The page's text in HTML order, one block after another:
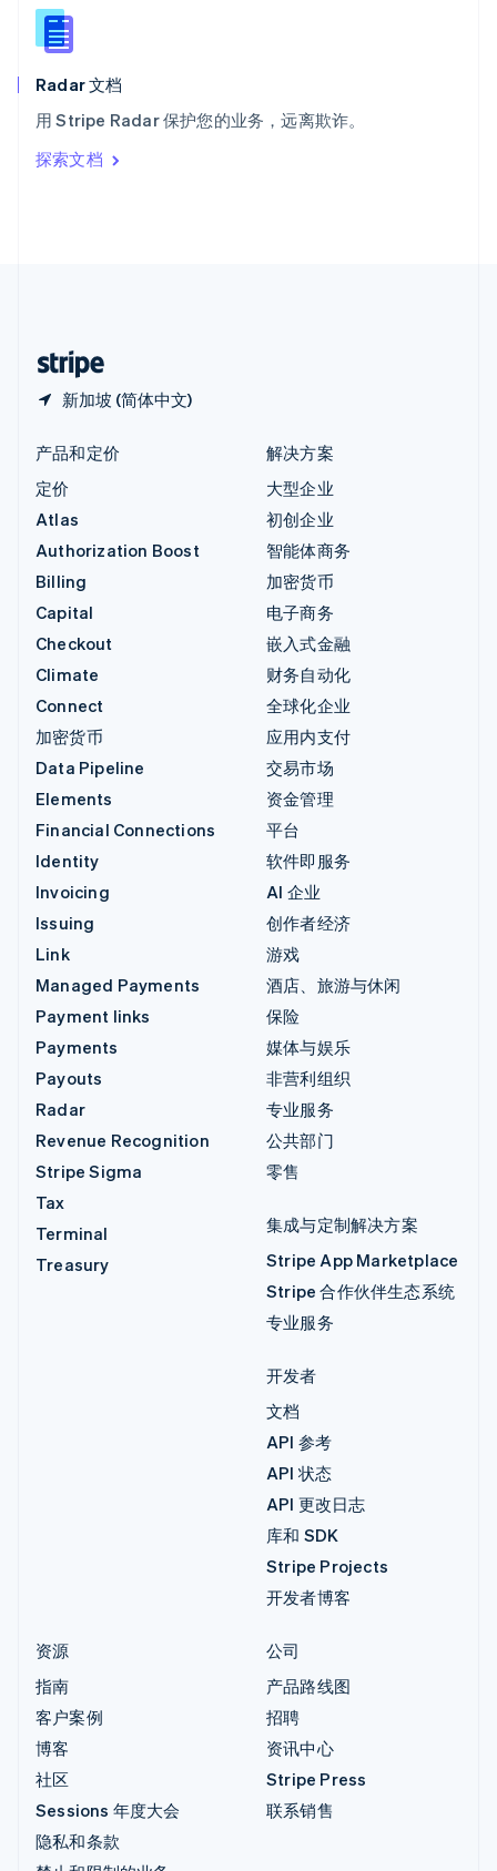
Radar 文档
用 Stripe Radar 保护您的业务，远离欺诈。
探索文档
新加坡 (简体中文)
新西兰
English
匈牙利
English
ItalianoEnglish
印度
English
产品和定价
定价
Atlas
Authorization Boost
Billing
Capital
Checkout
Climate
Connect
加密货币
Data Pipeline
Elements
Financial Connections
Identity
Invoicing
Issuing
Link
Managed Payments
Payment links
Payments
Payouts
Radar
Revenue Recognition
Stripe Sigma
Tax
Terminal
Treasury
解决方案
大型企业
初创企业
智能体商务
加密货币
电子商务
嵌入式金融
财务自动化
全球化企业
应用内支付
交易市场
资金管理
平台
软件即服务
AI 企业
创作者经济
游戏
酒店、旅游与休闲
保险
媒体与娱乐
非营利组织
专业服务
公共部门
零售
集成与定制解决方案
Stripe App Marketplace
Stripe 合作伙伴生态系统
专业服务
开发者
文档
API 参考
API 状态
API 更改日志
库和 SDK
Stripe Projects
开发者博客
资源
指南
客户案例
博客
社区
Sessions 年度大会
隐私和条款
公司
产品路线图
招聘
资讯中心
Stripe Press
联系销售